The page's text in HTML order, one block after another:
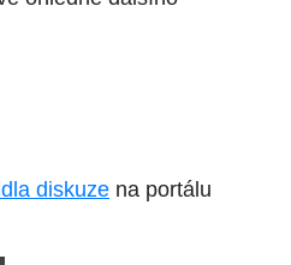
diskuze na portálu